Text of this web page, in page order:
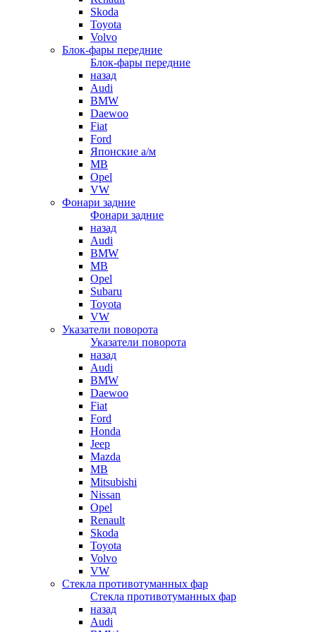
Skoda
Toyota
Volvo
Блок-фары передние
Блок-фары передние
назад
Audi
BMW
Daewoo
Fiat
Ford
Японские а/м
MB
Opel
VW
Фонари задние
Фонари задние
назад
Audi
BMW
MB
Opel
Subaru
Toyota
VW
Указатели поворота
Указатели поворота
назад
Audi
BMW
Daewoo
Fiat
Ford
Honda
Jeep
Mazda
MB
Mitsubishi
Nissan
Opel
Renault
Skoda
Toyota
Volvo
VW
Стекла противотуманных фар
Стекла противотуманных фар
назад
Audi